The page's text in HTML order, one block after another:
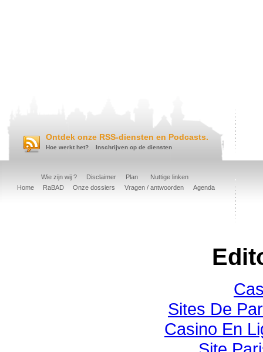
Ontdek onze RSS-diensten en Podcasts.
Hoe werkt het? Inschrijven op de diensten
Wie zijn wij ? Disclaimer Plan
Nuttige linken
Home
RaBAD Onze dossiers Vragen / antwoorden Agenda
Sites De
Casino En